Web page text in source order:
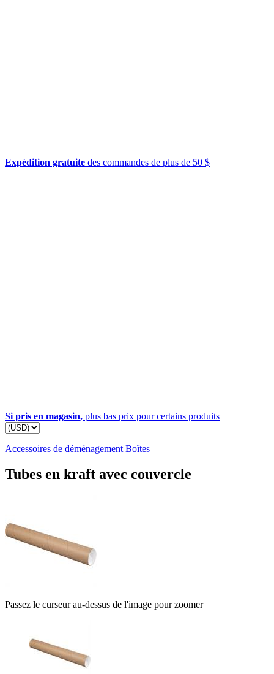
Expédition gratuite des commandes de plus de 50 $
Si pris en magasin, plus bas prix pour certains produits
Accessoires de déménagement Boîtes
Tubes en kraft avec couvercle
Passez le curseur au-dessus de l'image pour zoomer